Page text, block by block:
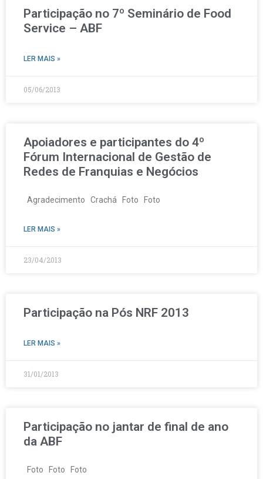
Participação no 7º Seminário de Food
Service – ABF
LER MAIS »
05/06/2013
Apoiadores e participantes do 4º
Fórum Internacional de Gestão de
Redes de Franquias e Negócios
Agradecimento Crachá Foto Foto
LER MAIS »
23/04/2013
Participação na Pós NRF 2013
LER MAIS »
31/01/2013
Participação no jantar de final de ano
da ABF
Foto Foto Foto